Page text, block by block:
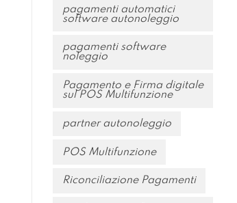
pagamenti automatici
software autonoleggio
pagamenti software
noleggio
Pagamento e Firma digitale
sul POS Multifunzione
partner autonoleggio
POS Multifunzione
Riconciliazione Pagamenti